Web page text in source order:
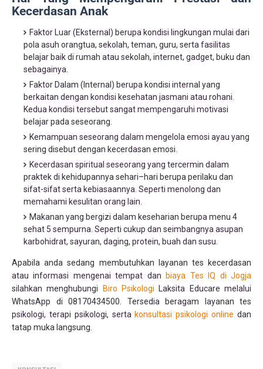
Kecerdasan Anak
Faktor Luar (Eksternal) berupa kondisi lingkungan mulai dari
pola asuh orangtua, sekolah, teman, guru, serta fasilitas
belajar baik di rumah atau sekolah, internet, gadget, buku dan
sebagainya.
Faktor Dalam (Internal) berupa kondisi internal yang
berkaitan dengan kondisi kesehatan jasmani atau rohani.
Kedua kondisi tersebut sangat mempengaruhi motivasi
belajar pada seseorang.
Kemampuan seseorang dalam mengelola emosi ayau yang
sering disebut dengan kecerdasan emosi.
Kecerdasan spiritual seseorang yang tercermin dalam
praktek di kehidupannya sehari–hari berupa perilaku dan
sifat-sifat serta kebiasaannya. Seperti menolong dan
memahami kesulitan orang lain.
Makanan yang bergizi dalam keseharian berupa menu 4
sehat 5 sempurna. Seperti cukup dan seimbangnya asupan
karbohidrat, sayuran, daging, protein, buah dan susu.
Apabila anda sedang membutuhkan layanan tes kecerdasan
atau informasi mengenai tempat dan
biaya Tes IQ di Jogja
silahkan menghubungi
Biro Psikologi Laksita Educare melalui
WhatsApp di 08170434500. Tersedia beragam layanan tes
psikologi, terapi psikologi, serta konsultasi psikologi online dan
tatap muka langsung.